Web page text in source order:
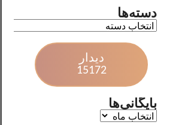
دسته‌ها
دیدار
15172
بایگانی‌ها